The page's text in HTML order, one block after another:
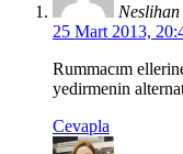
Neslihan
25 Mart 2013,
Rummacım
yedirmenin
Cevapla